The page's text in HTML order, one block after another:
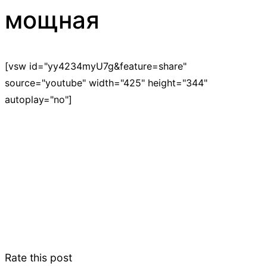
мощная
[vsw id="yy4234myU7g&feature=share"
source="youtube" width="425" height="344"
autoplay="no"]
Rate this post